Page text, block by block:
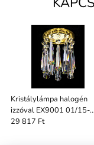
Kristálylámpa halogén
izzóval EX9001 01/15-
147SA
29 817 Ft